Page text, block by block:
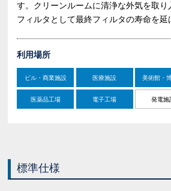
す。クリーンルームに清浄な外気を取り
フィルタとして最終フィルタの寿命を延
利用場所
ビル・商業施設 医療施設 美術館・
医薬品工場 電子工場 発電施
標準仕様